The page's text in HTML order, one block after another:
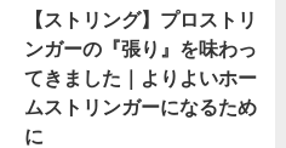
【ストリング】プロストリ
ンガーの『張り』を味わっ
てきました｜よりよいホー
ムストリンガーになるため
に